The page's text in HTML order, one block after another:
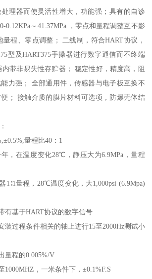
理器而使灵活性增大，功能强；具有的自诊
0.12KPa～41.37MPa ，零点和量程调整互不影
程、零点调整； 二线制，符合HART协议，
型及HART375手操器进行数字通信而不终端
带非易失性存贮器； 稳定性好，精度高，阻
力强； 全部通用件，传感器与电子板互换不
； 接触介质的膜片材料可选项，防爆壳体结
量程比40：1
，在温度变化28℃，静压大为6.9MPa，量程
1∶1量程，28℃温度变化，大1,000psi (6.9Mpa)
有基于HART协议的数字信号
装过程条件相关的轴上进行15至2000Hz测试小
量程的0.005%/V
1000MHZ，一米条件下，±0.1%F.S